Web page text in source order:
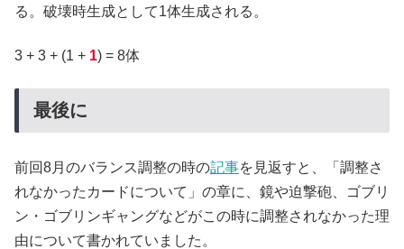
る。破壊時生成として1体生成される。
3 + 3 + (1 + 1) = 8体
最後に
前回8月のバランス調整の時の記事を見返すと、「調整さ
れなかったカードについて」の章に、鏡や迫撃砲、ゴブリ
ン・ゴブリンギャングなどがこの時に調整されなかった理
由について書かれていました。